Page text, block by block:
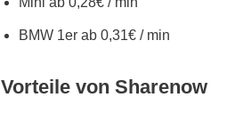
BMW 1er ab 0,31€ / min
Vorteile von Sharenow